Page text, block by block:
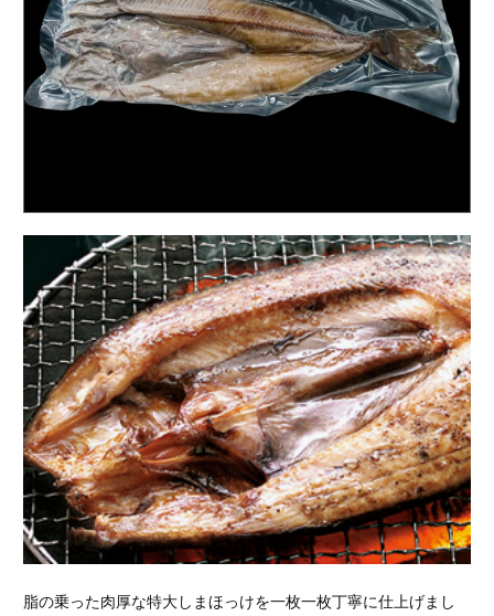
脂の乗った肉厚な特大しまほっけを一枚一枚丁寧に仕上げまし